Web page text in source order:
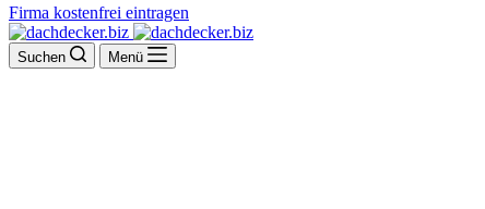
Firma kostenfrei eintragen
Suchen Menü